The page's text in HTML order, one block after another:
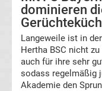
Top-
Aktuell
Bundesliga
Tabelle
dominieren
Langeweile ist in der
Hertha BSC nicht
auch für ihre sehr
sodass regelmäßig
Akademie den